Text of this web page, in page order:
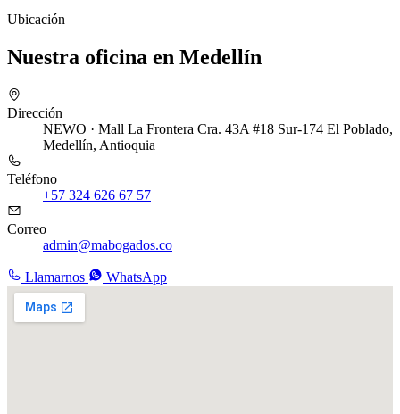
Ubicación
Nuestra oficina en Medellín
Dirección
NEWO · Mall La Frontera Cra. 43A #18 Sur-174 El Poblado,
Medellín, Antioquia
Teléfono
+57 324 626 67 57
Correo
admin@mabogados.co
Llamarnos WhatsApp